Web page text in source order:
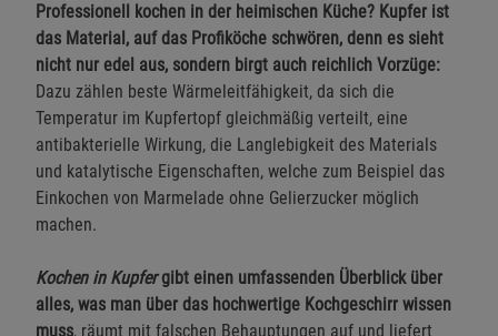
Professionell kochen in der heimischen Küche? Kupfer ist
das Material, auf das Profiköche schwören, denn es sieht
nicht nur edel aus, sondern birgt auch reichlich Vorzüge:
Dazu zählen beste Wärmeleitfähigkeit, da sich die
Temperatur im Kupfertopf gleichmäßig verteilt, eine
antibakterielle Wirkung, die Langlebigkeit des Materials
und katalytische Eigenschaften, welche zum Beispiel das
Einkochen von Marmelade ohne Gelierzucker möglich
machen.
Kochen in Kupfergibt einen umfassenden Überblick über
alles, was man über das hochwertige Kochgeschirr wissen
muss, räumt mit falschen Behauptungen auf und liefert